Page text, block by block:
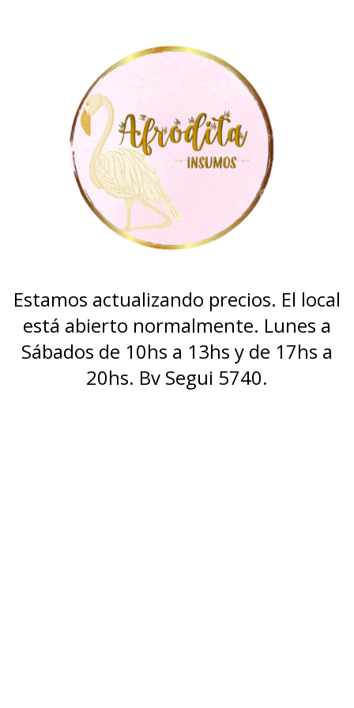
Estamos actualizando precios. El local
está abierto normalmente. Lunes a
Sábados de 10hs a 13hs y de 17hs a
20hs. Bv Segui 5740.